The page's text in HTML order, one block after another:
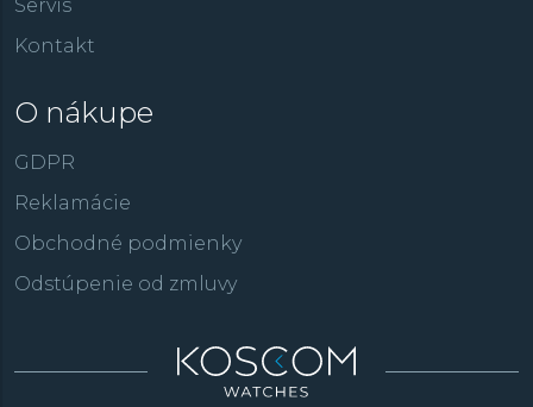
Servis
Kontakt
O nákupe
GDPR
Reklamácie
Obchodné podmienky
Odstúpenie od zmluvy